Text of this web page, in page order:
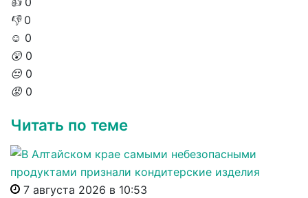
👎 0
☺️ 0
😲 0
😔 0
😡 0
Читать по теме
7 августа 2026 в 10:53